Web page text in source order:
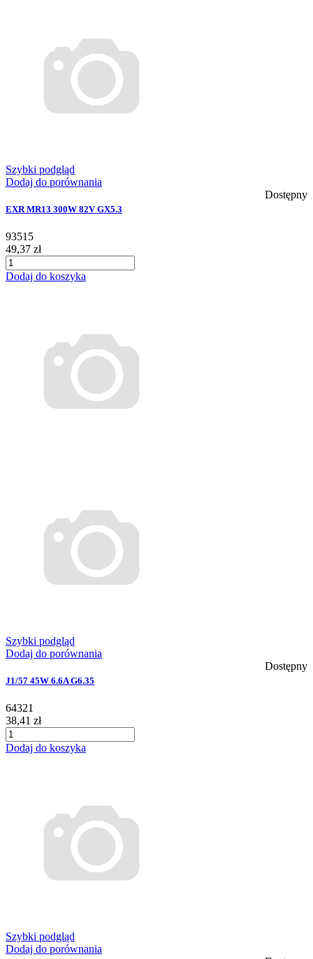
Szybki podgląd
Dodaj do porównania
Dostępny
EXR MR13 300W 82V GX5.3
93515
49,37 zł
Dodaj do koszyka
Szybki podgląd
Dodaj do porównania
Dostępny
J1/57 45W 6.6A G6.35
64321
38,41 zł
Dodaj do koszyka
Szybki podgląd
Dodaj do porównania